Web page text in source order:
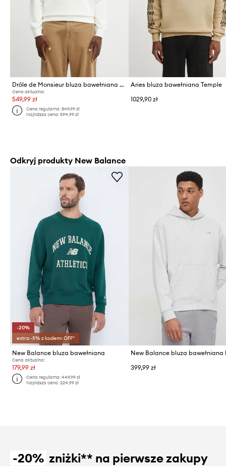
Drôle de Monsieur bluza bawełniana Sweatshirt LHomme Au Tableau
Cena aktualna:
549,99 zł
Cena regularna:849,99 zł
Najniższa cena:594,99 zł
Aries bluza bawełniana Temple
1029,90 zł
Odkryj produkty New Balance
-20%
extra -5% z kodem: OFF*
New Balance bluza bawełniana
Cena aktualna:
179,99 zł
Cena regularna:449,99 zł
Najniższa cena:224,99 zł
399,99 zł
-20% zniżki** na pierwsze zakupy